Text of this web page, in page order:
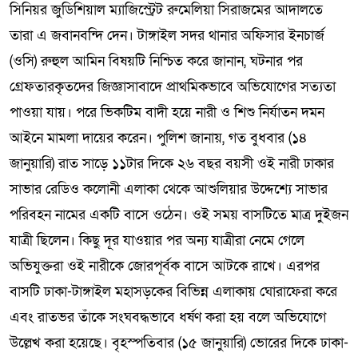
সিনিয়র জুডিশিয়াল ম্যাজিস্ট্রেট রুমেলিয়া সিরাজমের আদালতে
তারা এ জবানবন্দি দেন। টাঙ্গাইল সদর থানার অফিসার ইনচার্জ
(ওসি) রুহুল আমিন বিষয়টি নিশ্চিত করে জানান, ঘটনার পর
গ্রেফতারকৃতদের জিজ্ঞাসাবাদে প্রাথমিকভাবে অভিযোগের সত্যতা
পাওয়া যায়। পরে ভিকটিম বাদী হয়ে নারী ও শিশু নির্যাতন দমন
আইনে মামলা দায়ের করেন। পুলিশ জানায়, গত বুধবার (১৪
জানুয়ারি) রাত সাড়ে ১১টার দিকে ২৬ বছর বয়সী ওই নারী ঢাকার
সাভার রেডিও কলোনী এলাকা থেকে আশুলিয়ার উদ্দেশ্যে সাভার
পরিবহন নামের একটি বাসে ওঠেন। ওই সময় বাসটিতে মাত্র দুইজন
যাত্রী ছিলেন। কিছু দূর যাওয়ার পর অন্য যাত্রীরা নেমে গেলে
অভিযুক্তরা ওই নারীকে জোরপূর্বক বাসে আটকে রাখে। এরপর
বাসটি ঢাকা-টাঙ্গাইল মহাসড়কের বিভিন্ন এলাকায় ঘোরাফেরা করে
এবং রাতভর তাঁকে সংঘবদ্ধভাবে ধর্ষণ করা হয় বলে অভিযোগে
উল্লেখ করা হয়েছে। বৃহস্পতিবার (১৫ জানুয়ারি) ভোরের দিকে ঢাকা-